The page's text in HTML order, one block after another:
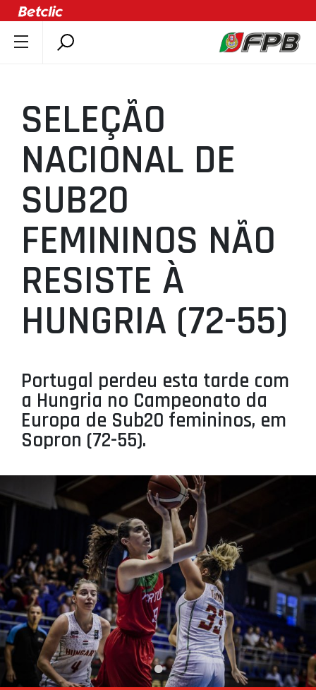
ÚLTIMAS
COMPETIÇÕES
ASSOCIAÇÕES
CLUBES
AGENTES
AGENDA
SELEÇÕES
MINIBASQUETE
ÁREA TÉCNICA
PROJETOS
LIGA BETCLIC FEMININA
SELEÇÃO
NACIONAL DE
SUB20
FEMININOS NÃO
RESISTE À
HUNGRIA (72-55)
Portugal perdeu esta tarde com
a Hungria no Campeonato da
Europa de Sub20 femininos, em
Sopron (72-55).